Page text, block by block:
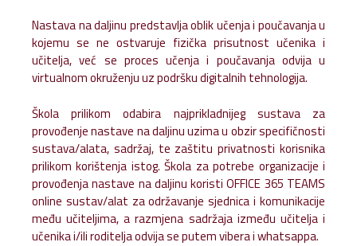
Nastava na daljinu predstavlja oblik učenja i poučavanja u
kojemu se ne ostvaruje fizička prisutnost učenika i
učitelja, već se proces učenja i poučavanja odvija u
virtualnom okruženju uz podršku digitalnih tehnologija.
Škola prilikom odabira najprikladnijeg sustava za
provođenje nastave na daljinu uzima u obzir specifičnosti
sustava/alata, sadržaj, te zaštitu privatnosti korisnika
prilikom korištenja istog. Škola za potrebe organizacije i
provođenja nastave na daljinu koristi OFFICE 365 TEAMS
online sustav/alat za održavanje sjednica i komunikacije
među učiteljima, a razmjena sadržaja između učitelja i
učenika i/ili roditelja odvija se putem vibera i whatsappa.